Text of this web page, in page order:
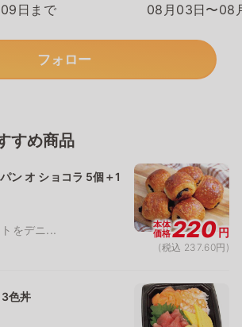
日まで 08月03日〜08
フォロー
すめ商品
ン オ ショコラ 5個＋1
をデニ...
本体
価格220円
(税込 237.60円)
3色丼